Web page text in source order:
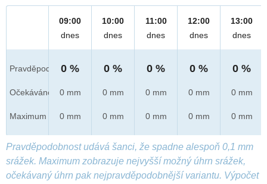
Pravděpod.
Očekáváno
Maximum
09:00
dnes
0 %
0 mm
0 mm
10:00
dnes
0 %
0 mm
0 mm
11:00
dnes
0 %
0 mm
0 mm
12:00
dnes
0 %
0 mm
0 mm
13:00
dnes
0 %
0 mm
0 mm
Pravděpodobnost udává šanci, že spadne alespoň 0,1 mm
srážek. Maximum zobrazuje nejvyšší možný úhrn srážek,
očekávaný úhrn pak nejpravděpodobnější variantu. Výpočet